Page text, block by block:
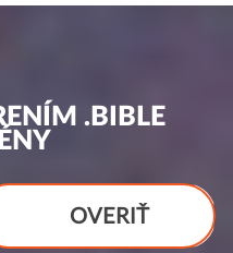
.BIBLE
OVERIŤ